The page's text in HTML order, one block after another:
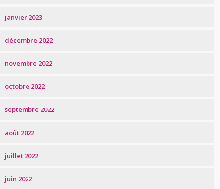
janvier 2023
décembre 2022
novembre 2022
octobre 2022
septembre 2022
août 2022
juillet 2022
juin 2022